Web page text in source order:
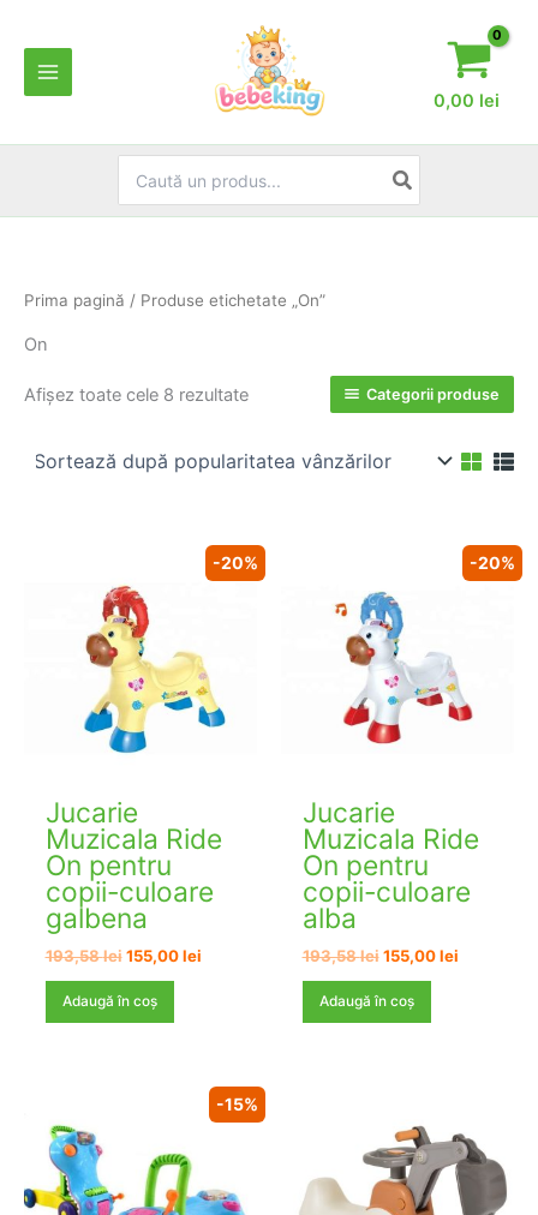
content
0,00 lei
for:
Prima pagină / Produse etichetate „On”
On
Afișez toate cele 8 rezultateSortat Categorii produse
-20%
Jucarie
Muzicala Ride
On pentru
copii-culoare
galbena
193,58lei Prețul
a
fost:
155,00leiPrețul
Adaugă în coș
-20%
Jucarie
Muzicala Ride
On pentru
copii-culoare
alba
193,58lei Prețul
a
fost:
155,00leiPrețul
Adaugă în coș
-15%